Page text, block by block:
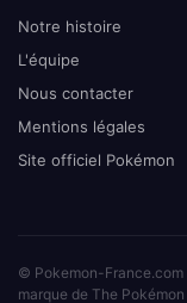
Notre histoire
L'équipe
Nous contacter
Mentions légales
Site officiel Pokémon
© Pokemon-France.com
marque de The